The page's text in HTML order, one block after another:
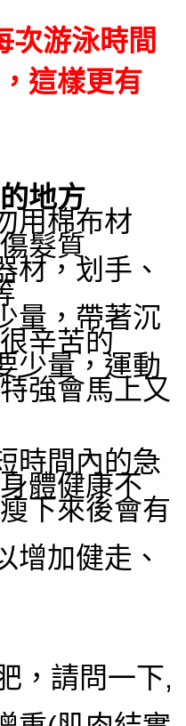
次游泳時間
這樣更有
地方
用棉布材
髮質
材，划手、
量，帶著沉
辛苦的
少量，運動
強會馬上又
時間內的急
體健康不
下來後會有
增加健走、
，請問一下,